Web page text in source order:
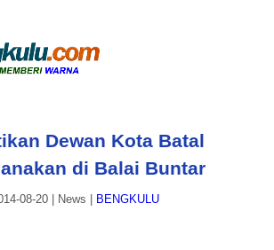
Dewan Kota Batal
di Balai Buntar
08-20| News BENGKULU